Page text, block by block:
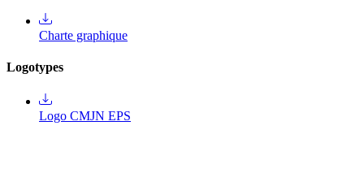
Charte graphique
Logotypes
Logo CMJN EPS